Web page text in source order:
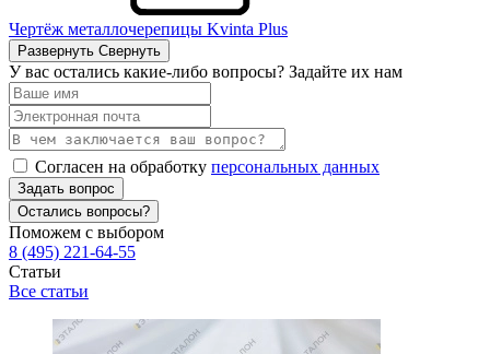
Чертёж металлочерепицы Kvinta Plus
Развернуть Свернуть
У вас остались какие-либо вопросы? Задайте их нам
Согласен на обработку персональных данных
Задать вопрос
Остались вопросы?
Поможем с выбором
8 (495) 221-64-55
Статьи
Все статьи